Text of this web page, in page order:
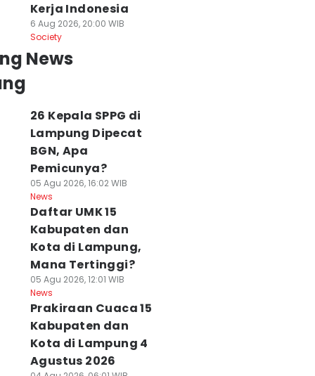
Kerja Indonesia
6 Aug 2026, 20:00 WIB
Society
News
26 Kepala SPPG di
Lampung Dipecat
BGN, Apa
Pemicunya?
05 Agu 2026, 16:02 WIB
News
Daftar UMK 15
Kabupaten dan
Kota di Lampung,
Mana Tertinggi?
05 Agu 2026, 12:01 WIB
News
Prakiraan Cuaca 15
Kabupaten dan
Kota di Lampung 4
Agustus 2026